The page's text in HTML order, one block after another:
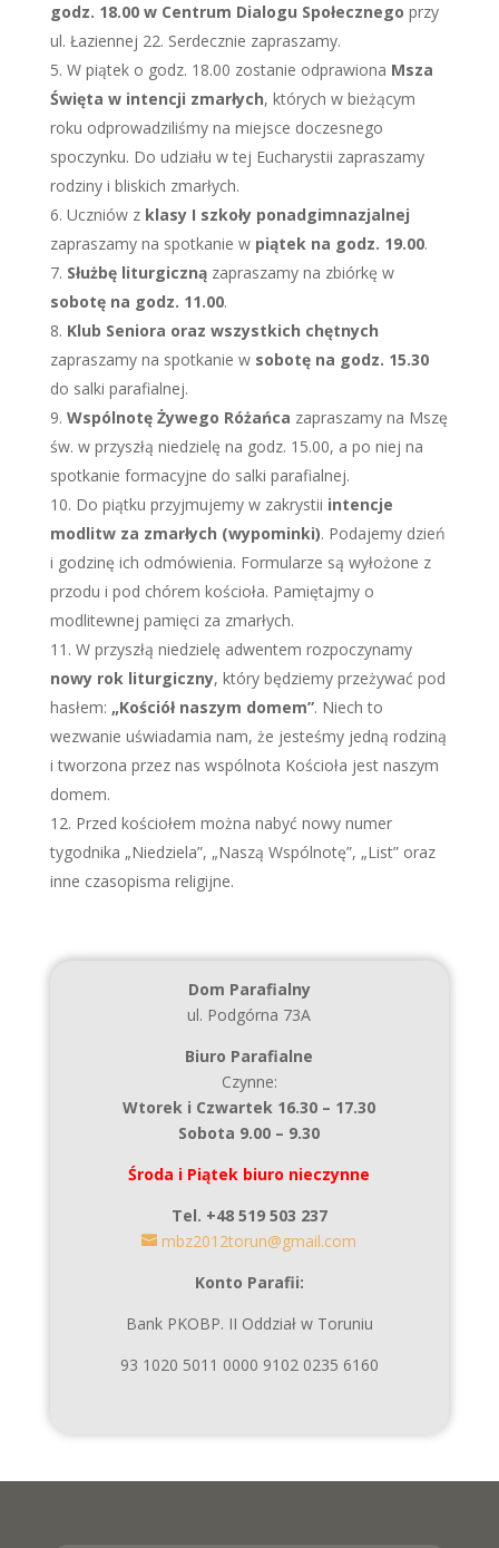
godz. 18.00 w Centrum Dialogu Społecznego przy
ul. Łaziennej 22. Serdecznie zapraszamy.
W piątek o godz. 18.00 zostanie odprawiona Msza
Święta w intencji zmarłych, których w bieżącym
roku odprowadziliśmy na miejsce doczesnego
spoczynku. Do udziału w tej Eucharystii zapraszamy
rodziny i bliskich zmarłych.
Uczniów z klasy I szkoły ponadgimnazjalnej
zapraszamy na spotkanie w piątek na godz. 19.00.
Służbę liturgicznązapraszamy na zbiórkę w
sobotę na godz. 11.00.
Klub Seniora oraz wszystkich chętnych
zapraszamy na spotkanie w sobotę na godz. 15.30
do salki parafialnej.
Wspólnotę Żywego Różańca zapraszamy na Mszę
św. w przyszłą niedzielę na godz. 15.00, a po niej na
spotkanie formacyjne do salki parafialnej.
Do piątku przyjmujemy w zakrystii intencje
modlitw za zmarłych (wypominki). Podajemy dzień
i godzinę ich odmówienia. Formularze są wyłożone z
przodu i pod chórem kościoła. Pamiętajmy o
modlitewnej pamięci za zmarłych.
W przyszłą niedzielę adwentem rozpoczynamy
nowy rok liturgiczny, który będziemy przeżywać pod
hasłem: „Kościół naszym domem”. Niech to
wezwanie uświadamia nam, że jesteśmy jedną rodziną
i tworzona przez nas wspólnota Kościoła jest naszym
domem.
Przed kościołem można nabyć nowy numer
tygodnika „Niedziela”, „Naszą Wspólnotę”, „List” oraz
inne czasopisma religijne.
Dom Parafialny
ul. Podgórna 73A
Biuro Parafialne
Czynne:
Wtorek i Czwartek 16.30 – 17.30
Sobota 9.00 – 9.30
Środa i Piątek biuro nieczynne
Tel. +48 519 503 237
mbz2012torun@gmail.com
Konto Parafii:
Bank PKOBP. II Oddział w Toruniu
93 1020 5011 0000 9102 0235 6160